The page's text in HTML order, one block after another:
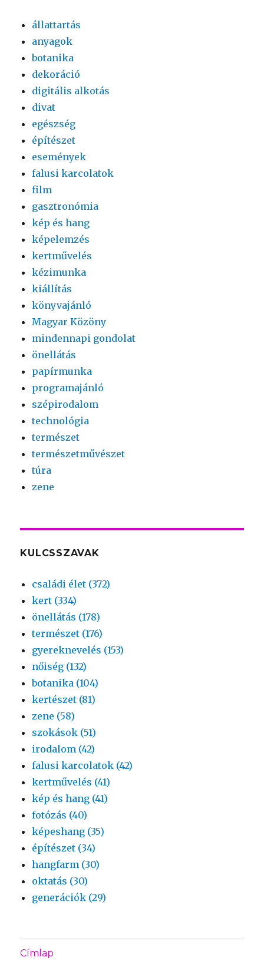
állattartás
anyagok
botanika
dekoráció
digitális alkotás
divat
egészség
építészet
események
falusi karcolatok
film
gasztronómia
kép és hang
képelemzés
kertművelés
kézimunka
kiállítás
könyvajánló
Magyar Közöny
mindennapi gondolat
önellátás
papírmunka
programajánló
szépirodalom
technológia
természet
természetművészet
túra
zene
KULCSSZAVAK
családi élet (372)
kert (334)
önellátás (178)
természet (176)
gyereknevelés (153)
nőiség (132)
botanika (104)
kertészet (81)
zene (58)
szokások (51)
irodalom (42)
falusi karcolatok (42)
kertművelés (41)
kép és hang (41)
fotózás (40)
képeshang (35)
építészet (34)
hangfarm (30)
oktatás (30)
generációk (29)
Címlap